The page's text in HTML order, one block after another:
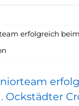
Ockstädter